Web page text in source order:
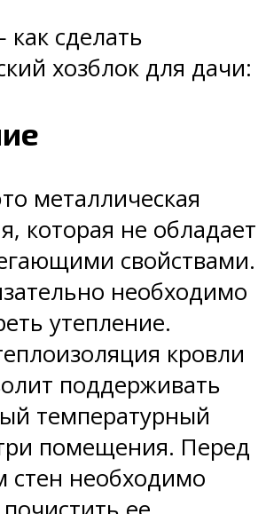
сделать
хозблок для дачи:
металлическая
которая не обладает
свойствами.
необходимо
утепление.
кровли
поддерживать
температурный
помещения. Перед
стен необходимо